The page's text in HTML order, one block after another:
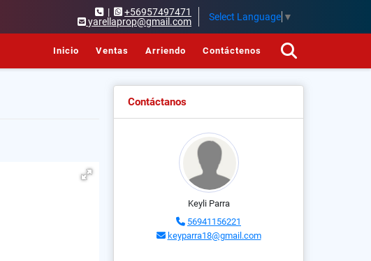
|
+56957497471
yarellaprop@gmail.com
Select Language ▼
Inicio Ventas Arriendo Contáctenos
Contáctanos
Keyli Parra
56941156221
keyparra18@gmail.com